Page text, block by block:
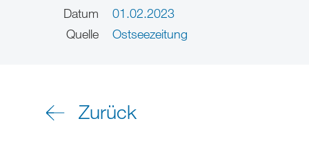
Datum
01.02.2023
Quelle
Ostseezeitung
Zurück